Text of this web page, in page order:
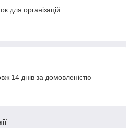
для організацій
14 днів за домовленістю